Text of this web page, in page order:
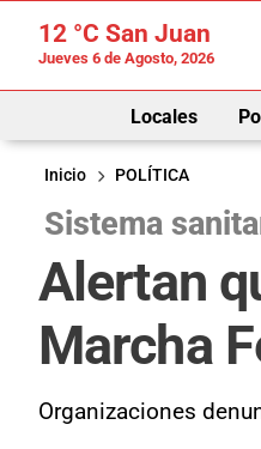
12 °C San Juan
Jueves 6 de Agosto, 2026
Locales
Inicio
POLÍTICA
Sistema
Alertan
Marcha
Organizaciones